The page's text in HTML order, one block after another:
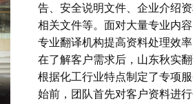
告、安全说明文件、企业介绍
相关文件等。面对大量专业内
专业翻译机构提高资料处理效率
在了解客户需求后，山东秋实
根据化工行业特点制定了专项
始前，团队首先对客户资料进